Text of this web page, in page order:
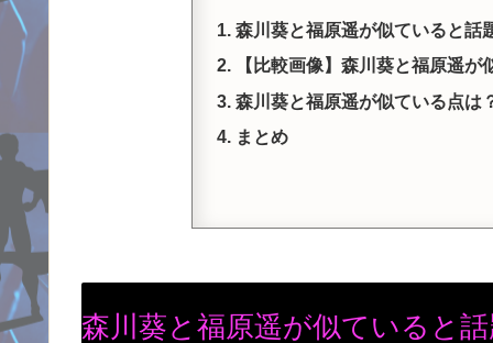
森川葵と福原遥が似ていると話
【比較画像】森川葵と福原遥が
森川葵と福原遥が似ている点は
まとめ
森川葵と福原遥が似ていると